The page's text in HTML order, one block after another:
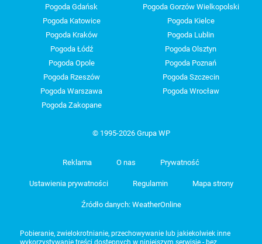
Pogoda Gdańsk
Pogoda Gorzów Wielkopolski
Pogoda Katowice
Pogoda Kielce
Pogoda Kraków
Pogoda Lublin
Pogoda Łódź
Pogoda Olsztyn
Pogoda Opole
Pogoda Poznań
Pogoda Rzeszów
Pogoda Szczecin
Pogoda Warszawa
Pogoda Wrocław
Pogoda Zakopane
© 1995-2026 Grupa WP
Reklama O nas Prywatność
Ustawienia prywatności Regulamin Mapa strony
Źródło danych: WeatherOnline
Pobieranie, zwielokrotnianie, przechowywanie lub jakiekolwiek inne
wykorzystywanie treści dostępnych w niniejszym serwisie - bez